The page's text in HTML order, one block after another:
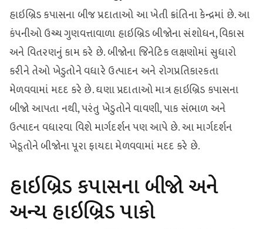
હાઇબ્રિડ કપાસના બીજ પ્રદાતાઓ આ ખેતી ક્રાંતિના કેન્દ્રમાં છે. આ
કંપનીઓ ઉચ્ચ ગુણવત્તાવાળા હાઇબ્રિડ બીજોના સંશોધન, વિકાસ
અને વિતરણનું કામ કરે છે. બીજોના જિનેટિક લક્ષણોમાં સુધારો
કરીને તેઓ ખેડુતોને વધારે ઉત્પાદન અને રોગપ્રતિકારકતા
મેળવવામાં મદદ કરે છે. ઘણા પ્રદાતાઓ માત્ર હાઇબ્રિડ કપાસના
બીજો આપતા નથી, પરંતુ ખેડુતોને વાવણી, પાક સંભાળ અને
ઉત્પાદન વધારવા વિશે માર્ગદર્શન પણ આપે છે. આ માર્ગદર્શન
ખેડૂતોને બીજોના પૂરા ફાયદા મેળવવામાં મદદ કરે છે.
હાઇબ્રિડ કપાસના બીજો અને
અન્ય હાઇબ્રિડ પાકો